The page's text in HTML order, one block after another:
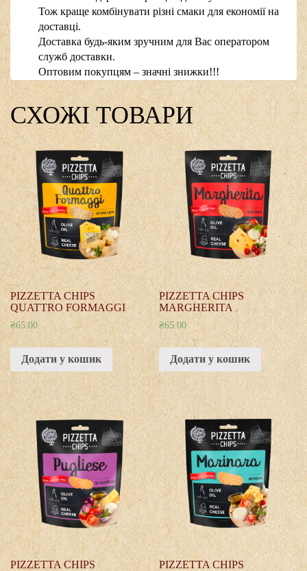
Тож краще комбінувати різні смаки для економії на
доставці.
Доставка будь-яким зручним для Вас оператором
служб доставки.
Оптовим покупцям – значні знижки!!!
СХОЖІ ТОВАРИ
PIZZETTA CHIPS
QUATTRO FORMAGGI
₴65.00
Додати у кошик
PIZZETTA CHIPS
MARGHERITA
₴65.00
Додати у кошик
PIZZETTA CHIPS
PIZZETTA CHIPS